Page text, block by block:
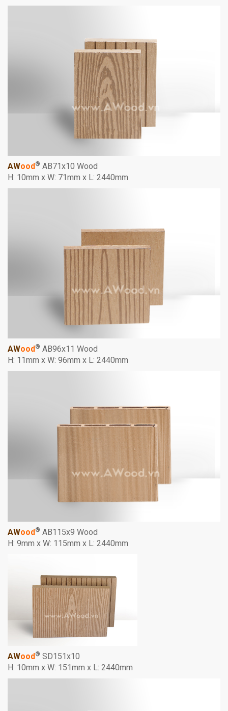
AWood® AB71x10 Wood
H: 10mm x W: 71mm x L: 2440mm
AWood ® AB96x11 Wood
H: 11mm x W: 96mm x L: 2440mm
AWood® AB115x9 Wood
H: 9mm x W: 115mm x L: 2440mm
AWood® SD151x10
H: 10mm x W: 151mm x L: 2440mm